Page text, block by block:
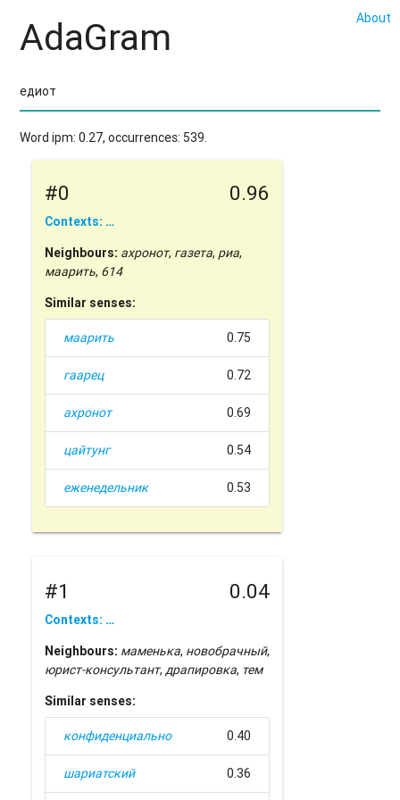
About
AdaGram
Word ipm: 0.27, occurrences: 539.
#0 0.96
Contexts: …
Neighbours: ахронот, газета, риа,
маарить, 614
Similar senses:
маарить 0.75
гаарец 0.72
ахронот 0.69
цайтунг 0.54
еженедельник 0.53
#1 0.04
Contexts: …
Neighbours: маменька, новобрачный,
юрист-консультант,драпировка, тем
Similar senses:
конфиденциально 0.40
шариатский 0.36